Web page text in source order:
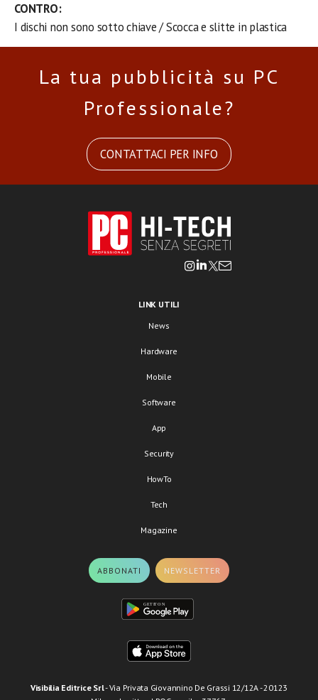
CONTRO:
I dischi non sono sotto chiave / Scocca e slitte in plastica
La tua pubblicità su PC
Professionale?
CONTATTACI PER INFO
LINK UTILI
News
Hardware
Mobile
Software
App
Security
HowTo
Tech
Magazine
ABBONATI NEWSLETTER
Visibilia Editrice Srl- Via Privata Giovannino De Grassi 12/12A - 20123